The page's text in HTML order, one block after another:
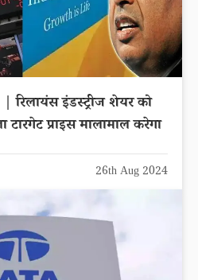
रिलायंस इंडस्ट्रीज शेयर को
प्राइस मालामाल करेगा
26th Aug 2024